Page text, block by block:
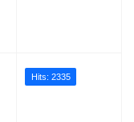
Hits: 2335